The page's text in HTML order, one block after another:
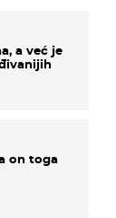
a već je
on toga